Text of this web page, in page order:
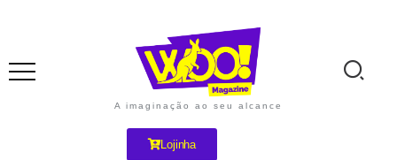
A imaginação ao seu alcance
Lojinha